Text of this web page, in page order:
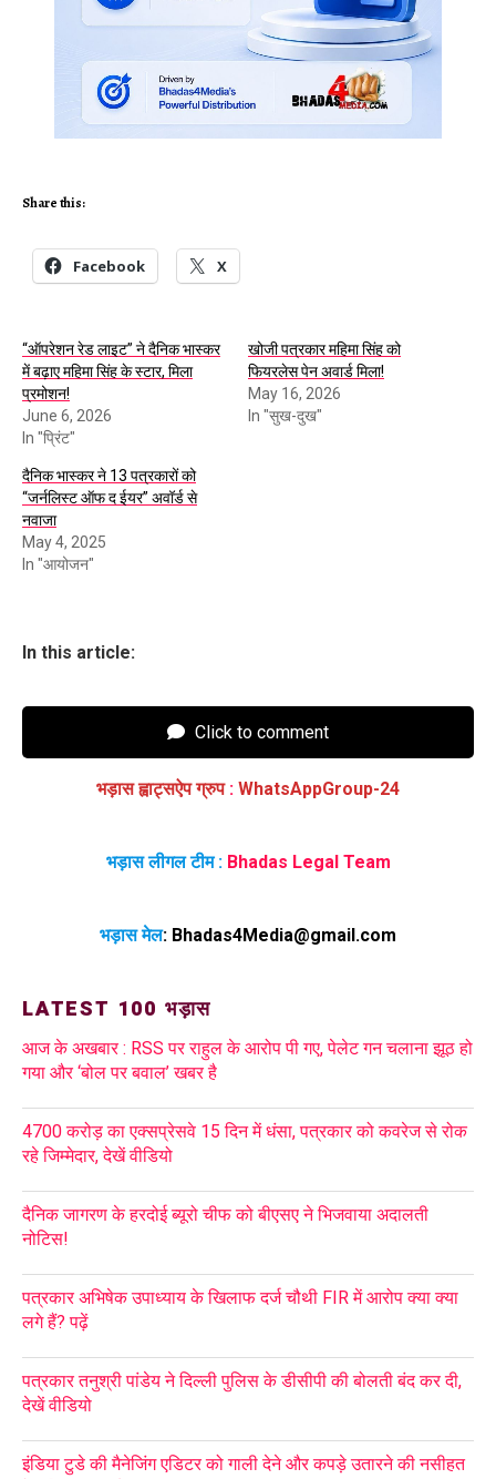
Share this:
Facebook X
“ऑपरेशन रेड लाइट” ने दैनिक भास्कर
में बढ़ाए महिमा सिंह के स्टार, मिला
प्रमोशन!
June 6, 2026
In "प्रिंट"
खोजी पत्रकार महिमा सिंह को
फियरलेस पेन अवार्ड मिला!
May 16, 2026
In "सुख-दुख"
दैनिक भास्कर ने 13 पत्रकारों को
“जर्नलिस्ट ऑफ द ईयर” अवॉर्ड से
नवाजा
May 4, 2025
In "आयोजन"
In this article:
Click to comment
भड़ास ह्वाट्सऐप ग्रुप : WhatsAppGroup-24
भड़ास लीगल टीम : Bhadas Legal Team
भड़ास मेल: Bhadas4Media@gmail.com
LATEST 100 भड़ास
आज के अखबार : RSS पर राहुल के आरोप पी गए, पेलेट गन चलाना झूठ हो
गया और ‘बोल पर बवाल’ खबर है
4700 करोड़ का एक्सप्रेसवे 15 दिन में धंसा, पत्रकार को कवरेज से रोक
रहे जिम्मेदार, देखें वीडियो
दैनिक जागरण के हरदोई ब्यूरो चीफ को बीएसए ने भिजवाया अदालती
नोटिस!
पत्रकार अभिषेक उपाध्याय के खिलाफ दर्ज चौथी FIR में आरोप क्या क्या
लगे हैं? पढ़ें
पत्रकार तनुश्री पांडेय ने दिल्ली पुलिस के डीसीपी की बोलती बंद कर दी,
देखें वीडियो
इंडिया टुडे की मैनेजिंग एडिटर को गाली देने और कपड़े उतारने की नसीहत